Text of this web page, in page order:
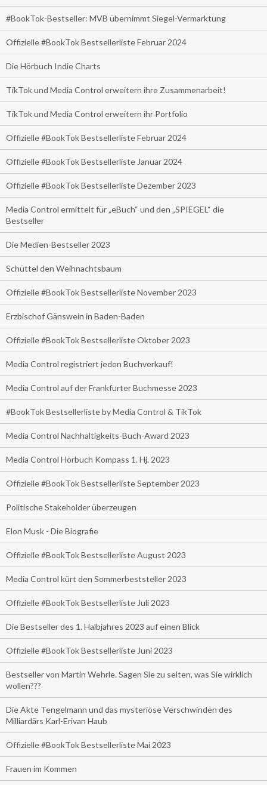
#BookTok-Bestseller: MVB übernimmt Siegel-Vermarktung
Offizielle #BookTok Bestsellerliste Februar 2024
Die Hörbuch Indie Charts
TikTok und Media Control erweitern ihre Zusammenarbeit!
TikTok und Media Control erweitern ihr Portfolio
Offizielle #BookTok Bestsellerliste Februar 2024
Offizielle #BookTok Bestsellerliste Januar 2024
Offizielle #BookTok Bestsellerliste Dezember 2023
Media Control ermittelt für „eBuch“ und den „SPIEGEL“ die
Bestseller
Die Medien-Bestseller 2023
Schüttel den Weihnachtsbaum
Offizielle #BookTok Bestsellerliste November 2023
Erzbischof Gänswein in Baden-Baden
Offizielle #BookTok Bestsellerliste Oktober 2023
Media Control registriert jeden Buchverkauf!
Media Control auf der Frankfurter Buchmesse 2023
#BookTok Bestsellerliste by Media Control & TikTok
Media Control Nachhaltigkeits-Buch-Award 2023
Media Control Hörbuch Kompass 1. Hj. 2023
Offizielle #BookTok Bestsellerliste September 2023
Politische Stakeholder überzeugen
Elon Musk - Die Biografie
Offizielle #BookTok Bestsellerliste August 2023
Media Control kürt den Sommerbeststeller 2023
Offizielle #BookTok Bestsellerliste Juli 2023
Die Bestseller des 1. Halbjahres 2023 auf einen Blick
Offizielle #BookTok Bestsellerliste Juni 2023
Bestseller von Martin Wehrle. Sagen Sie zu selten, was Sie wirklich
wollen???
Die Akte Tengelmann und das mysteriöse Verschwinden des
Milliardärs Karl-Erivan Haub
Offizielle #BookTok Bestsellerliste Mai 2023
Frauen im Kommen